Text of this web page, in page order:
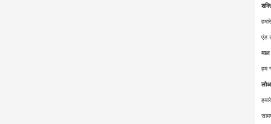
एंड
माल
हम